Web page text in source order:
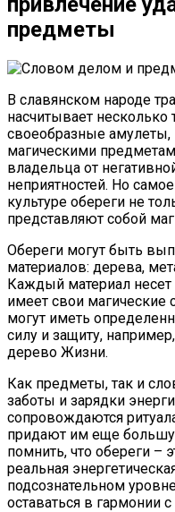
предметы
В славянском народе
насчитывает несколько
своеобразные амулеты,
магическими
владельца от
неприятностей. Но
культуре обереги не
представляют собой
Обереги могут быть
материалов: дерева,
Каждый материал
имеет свои магические
могут иметь
силу и защиту,
дерево Жизни.
Как предметы, так и
заботы и зарядки
сопровождаются
придают им еще
помнить, что обереги –
реальная
подсознательном
оставаться в